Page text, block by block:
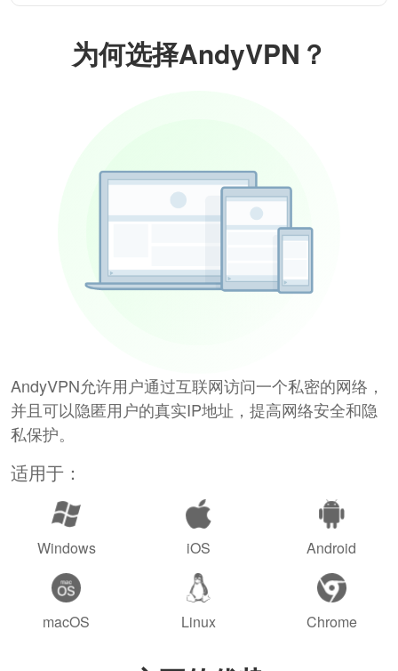
为何选择AndyVPN？
AndyVPN允许用户通过互联网访问一个私密的网络，
并且可以隐匿用户的真实IP地址，提高网络安全和隐
私保护。
适用于：
Windows iOS Android
macOS Linux Chrome